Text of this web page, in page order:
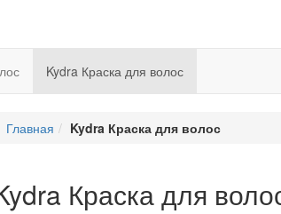
Kydra Краска для волос
Главная Kydra Краска для волос
Краска для